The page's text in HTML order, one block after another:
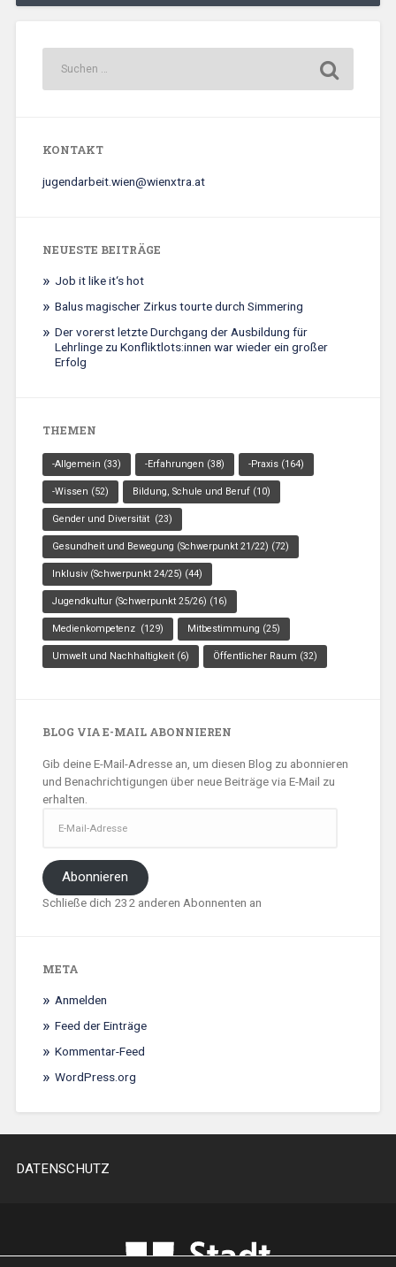
KONTAKT
jugendarbeit.wien@wienxtra.at
NEUESTE BEITRÄGE
Job it like it‘s hot
Balus magischer Zirkus tourte durch Simmering
Der vorerst letzte Durchgang der Ausbildung für
Lehrlinge zu Konfliktlots:innen war wieder ein großer
Erfolg
THEMEN
-Allgemein (33) -Erfahrungen (38) -Praxis(164)
-Wissen (52) Bildung, Schule und Beruf(10)
Gender und Diversität (23)
Gesundheit und Bewegung (Schwerpunkt 21/22) (72)
Inklusiv (Schwerpunkt 24/25) (44)
Jugendkultur (Schwerpunkt 25/26) (16)
Medienkompetenz (129) Mitbestimmung (25)
Umwelt und Nachhaltigkeit(6) Öffentlicher Raum (32)
BLOG VIA E-MAIL ABONNIEREN
Gib deine E-Mail-Adresse an, um diesen Blog zu abonnieren
und Benachrichtigungen über neue Beiträge via E-Mail zu
erhalten.
Mail-
Adresse
Abonnieren
Schließe dich 232 anderen Abonnenten an
META
Anmelden
Feed der Einträge
Kommentar-Feed
WordPress.org
DATENSCHUTZ